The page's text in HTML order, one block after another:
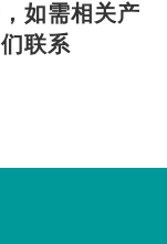
如需相关产
联系